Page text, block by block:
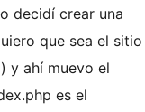
decidí crear una
que sea el sitio
y ahí muevo el
es el